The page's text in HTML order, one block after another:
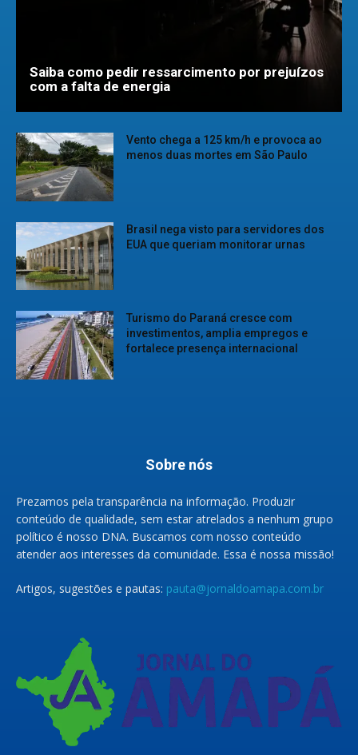
Saiba como pedir ressarcimento por prejuízos
com a falta de energia
Vento chega a 125 km/h e provoca ao
menos duas mortes em São Paulo
Brasil nega visto para servidores dos
EUA que queriam monitorar urnas
Turismo do Paraná cresce com
investimentos, amplia empregos e
fortalece presença internacional
Sobre nós
Prezamos pela transparência na informação. Produzir
conteúdo de qualidade, sem estar atrelados a nenhum grupo
político é nosso DNA. Buscamos com nosso conteúdo
atender aos interesses da comunidade. Essa é nossa missão!
Artigos, sugestões e pautas: pauta@jornaldoamapa.com.br